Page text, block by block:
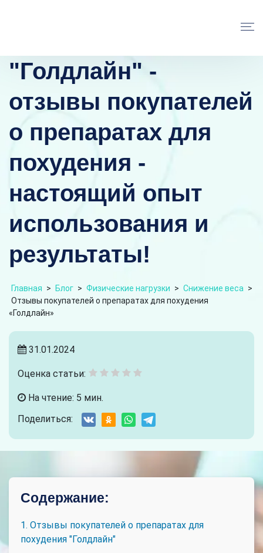
"Голдлайн" -
отзывы покупателей
о препаратах для
похудения -
настоящий опыт
использования и
результаты!
Главная > Блог > Физические нагрузки > Снижение веса >
Отзывы покупателей о препаратах для похудения
«Голдлайн»
31.01.2024
Оценка статьи:
На чтение: 5 мин.
Поделиться:
Содержание:
1. Отзывы покупателей о препаратах для
похудения "Голдлайн"